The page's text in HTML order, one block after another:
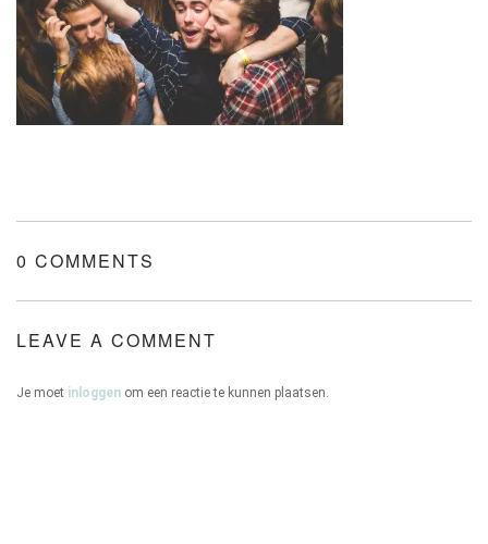
LEDEN
CONTACT
0 COMMENTS
LEAVE A COMMENT
Je moet inloggen om een reactie te kunnen plaatsen.